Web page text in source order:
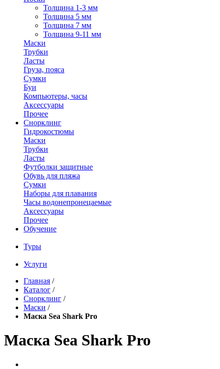
Толщина 1-3 мм
Толщина 5 мм
Толщина 7 мм
Толщина 9-11 мм
Маски
Трубки
Ласты
Груза, пояса
Сумки
Буи
Компьютеры, часы
Аксессуары
Прочее
Снорклинг
Гидрокостюмы
Маски
Трубки
Ласты
Футболки защитные
Обувь для пляжа
Сумки
Наборы для плавания
Часы водонепронецаемые
Аксессуары
Прочее
Обучение
Туры
Услуги
Главная /
Каталог /
Снорклинг /
Маски /
Маска Sea Shark Pro
Маска Sea Shark Pro